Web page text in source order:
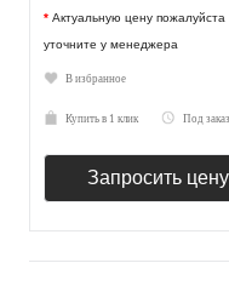
* Актуальную цену пожалуйста
уточните у менеджера
В избранное
Купить в 1 клик Под заказ
Запросить цену